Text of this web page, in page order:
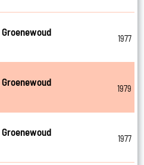
Groenewoud
1977
Groenewoud
1979
Groenewoud
1977